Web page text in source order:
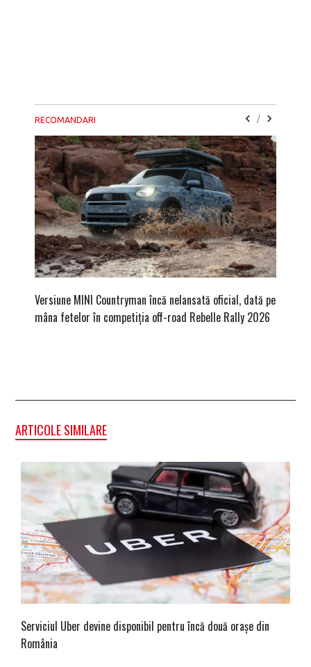
RECOMANDARI /
Versiune MINI Countryman încă nelansată oficial, dată pe
mâna fetelor în competiția off-road Rebelle Rally 2026
ARTICOLE SIMILARE
Serviciul Uber devine disponibil pentru încă două orașe din
România